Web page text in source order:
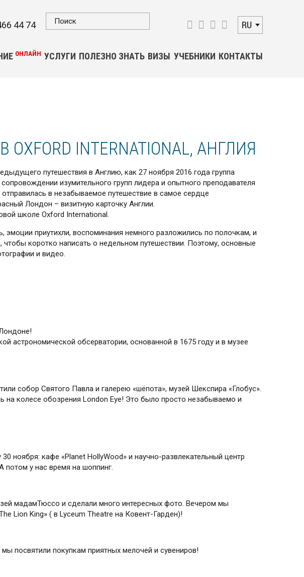
44 74 RU
ОНЛАЙН УСЛУГИ ПОЛЕЗНО ЗНАТЬ ВИЗЫ УЧЕБНИКИ КОНТАКТЫ
INTERNATIONAL, АНГЛИЯ
путешествия в Англию, как 27 ноября 2016 года группа
изумительного групп лидера и опытного преподавателя
в незабываемое путешествие в самое сердце
Лондон – визитную карточку Англии.
школе Oxford International.
эмоции приутихли, воспоминания немного разложились по полочкам, и
коротко написать о недельном путешествии. Поэтому, основные
и видео.
астрономической обсерватории, основанной в 1675 году и в музее
собор Святого Павла и галерею «шёпота», музей Шекспира «Глобус».
на колесе обозрения London Eye! Это было просто незабываемо и
ноября: кафе «Planet HollyWood» и научно-развлекательный центр
потом у нас время на шоппинг.
мадамТюссо и сделали много интересных фото. Вечером мы
Lion King» ( в Lyceum Theatre на Ковент-Гарден)!
посвятили покупкам приятных мелочей и сувениров!